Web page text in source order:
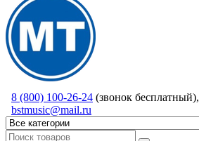
8 (800) 100-26-24 (звонок бесплатный),
bstmusic@mail.ru